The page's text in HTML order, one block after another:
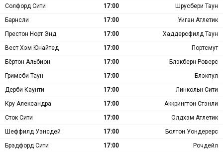
Солфорд Сити
17:00
Шрусбери Таун
Барнсли
17:00
Уиган Атлетик
Престон Норт Энд
17:00
Хаддерсфилд Таун
Вест Хэм Юнайтед
17:00
Портсмут
Бёртон Альбион
17:00
Блэкберн Роверс
Гримсби Таун
17:00
Блэкпул
Дерби Каунти
17:00
Линкольн Сити
Кру Александра
17:00
Аккрингтон Стэнли
Сток Сити
17:00
Олдхэм Атлетик
Шеффилд Уэнсдей
17:00
Болтон Уондерерс
Брэдфорд Сити
17:00
Рочдейл